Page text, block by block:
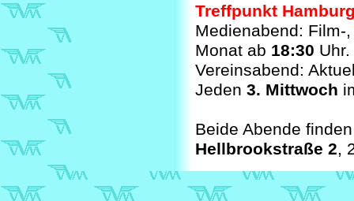
Treffpunkt
Medienabend:
Monat ab 18:30 Uhr.
Vereinsabend:
Jeden 3. Mittwoch
Beide Abende
Hellbrookstraße 2,